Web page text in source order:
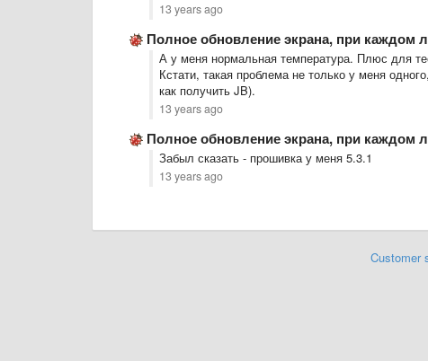
13 years ago
Полное обновление экрана, при каждом
А у меня нормальная температура. Плюс для
Кстати, такая проблема не только у меня
как получить JB).
13 years ago
Полное обновление экрана, при каждом
Забыл сказать - прошивка у меня 5.3.1
13 years ago
Customer